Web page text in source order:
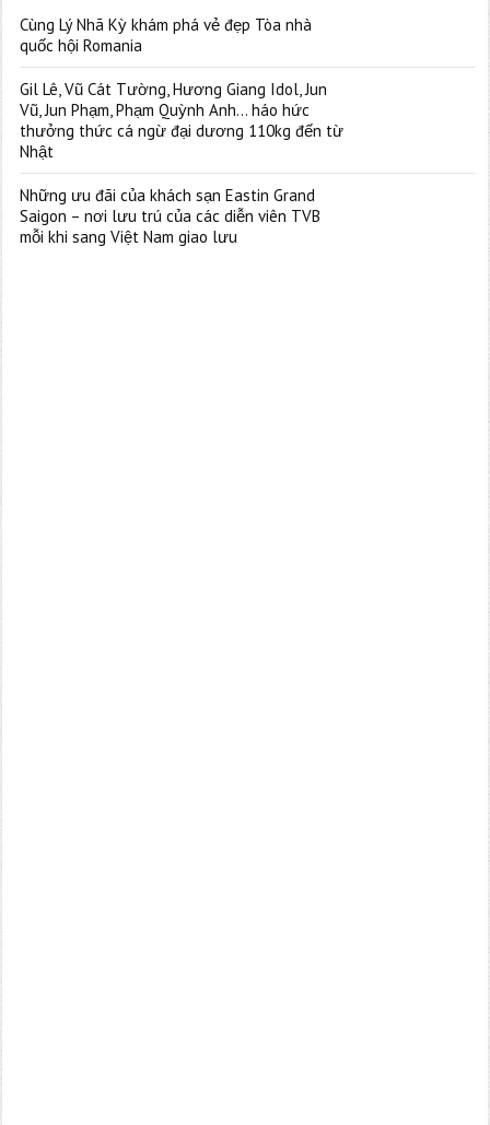
Cùng Lý Nhã Kỳ khám phá vẻ đẹp Tòa nhà
quốc hội Romania
Gil Lê, Vũ Cát Tường, Hương Giang Idol, Jun
Vũ, Jun Phạm, Phạm Quỳnh Anh… háo hức
thưởng thức cá ngừ đại dương 110kg đến từ
Nhật
Những ưu đãi của khách sạn Eastin Grand
Saigon – nơi lưu trú của các diễn viên TVB
mỗi khi sang Việt Nam giao lưu